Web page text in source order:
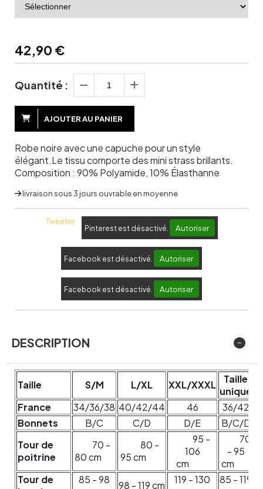
42,90 €
Quantité :
AJOUTER AU PANIER
Robe noire avec une capuche pour un style
élégant.Le tissu comporte des mini strass brillants.
Composition : 90% Polyamide, 10% Élasthanne
livraison sous 3 jours ouvrable en moyenne
Tweeter
Pinterest est désactivé. Autoriser
Facebook est désactivé. Autoriser
Facebook est désactivé. Autoriser
DESCRIPTION
Taille S/M L/XL XXL/XXXL
Taille
unique
France
34/36/38 40/42/44 46
36/42
Bonnets
B/C C/D D/E
B/C/D
Tour de
poitrine
70 -
80 cm
80 -
95 cm
95 -
106
cm
70
- 95
cm
Tour de
85 - 98
98 - 119 cm
119 - 130
85 - 119